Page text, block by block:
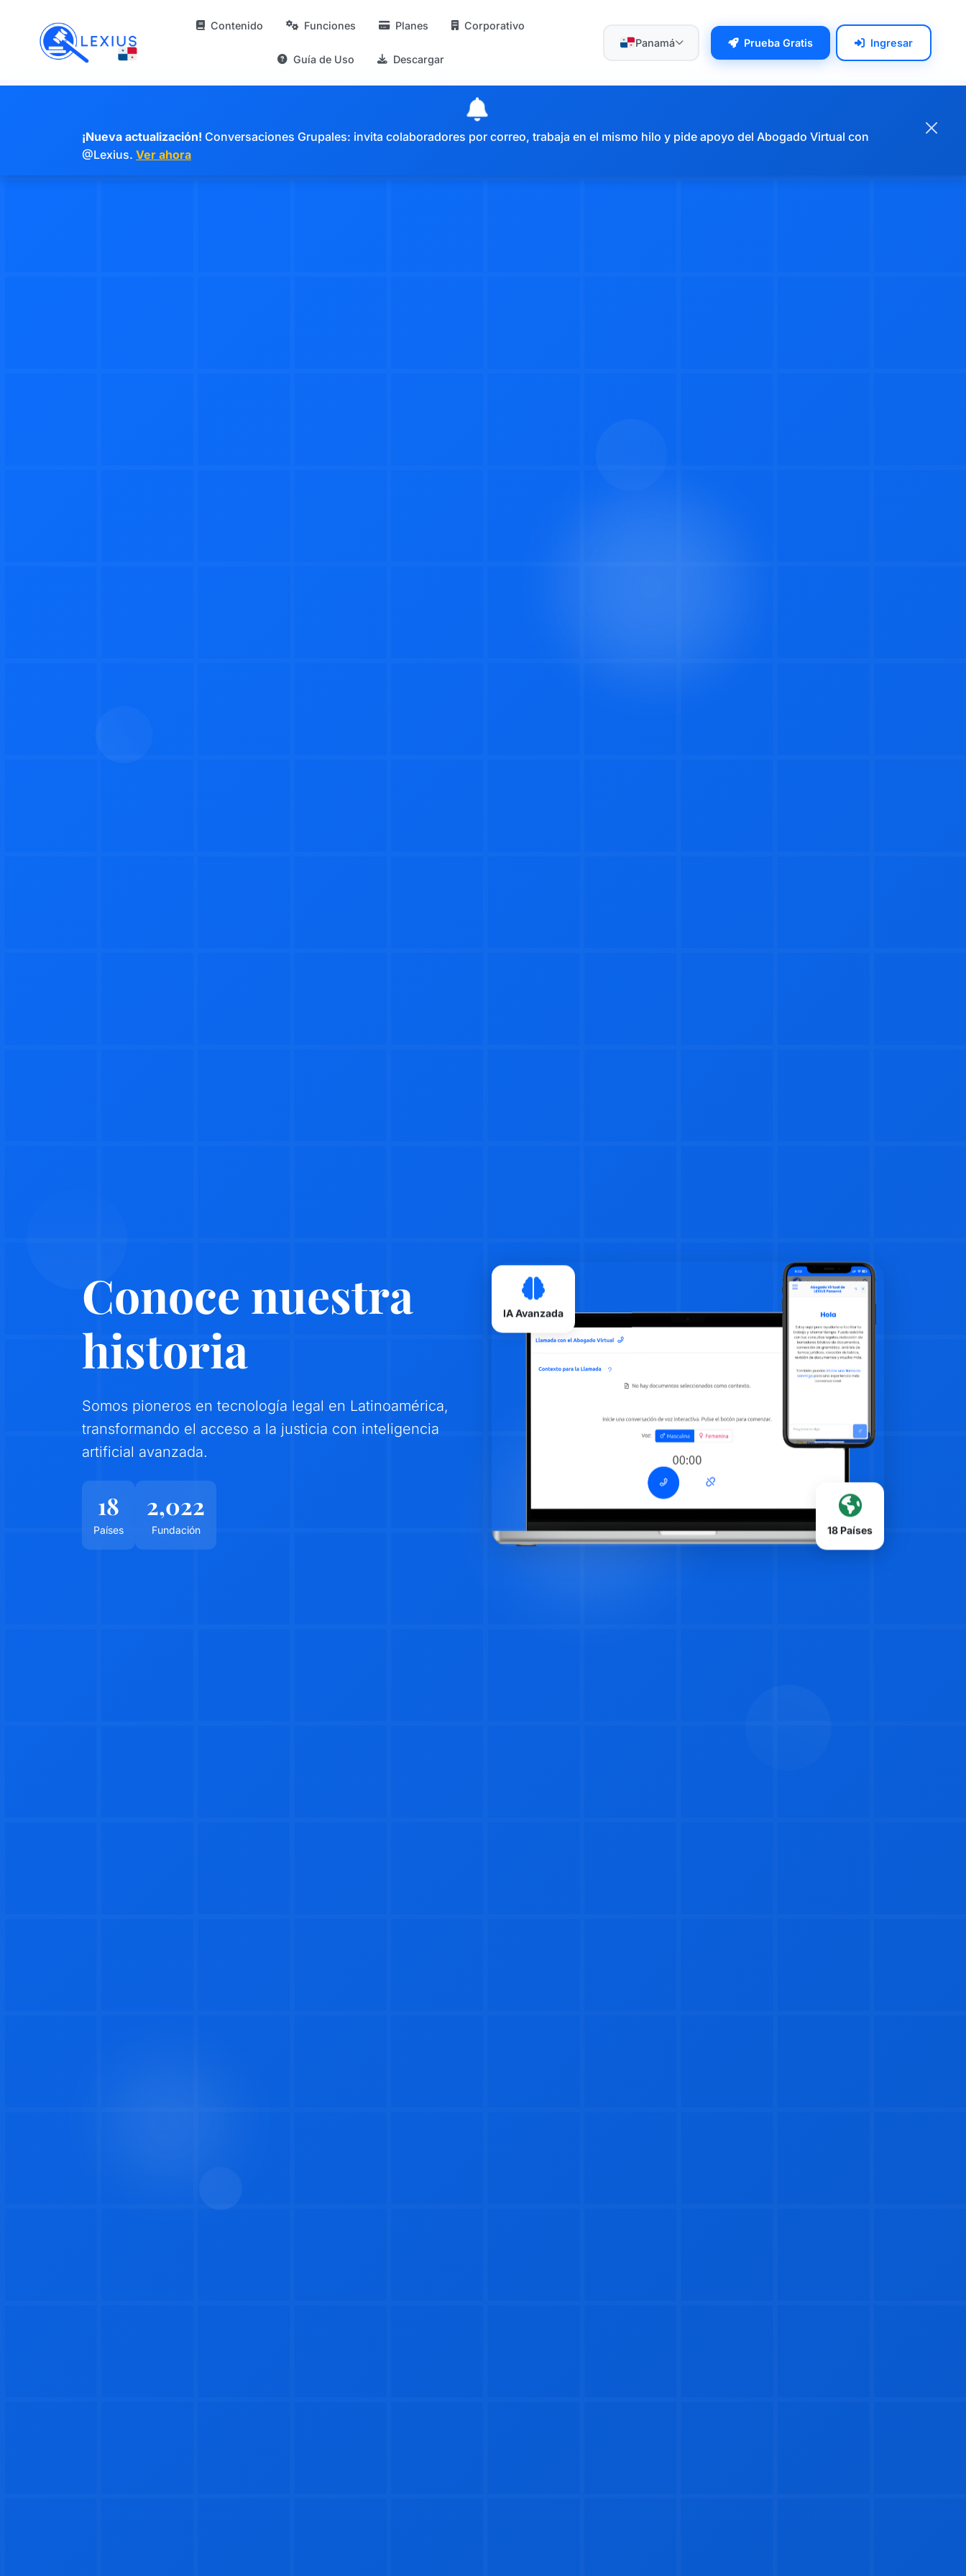
Contenido Funciones Planes Corporativo
Guía de Uso Descargar
Panamá Prueba Gratis Ingresar
¡Nueva actualización! Conversaciones Grupales: invita colaboradores por correo, trabaja en el mismo hilo y pide apoyo del Abogado Virtual con
@Lexius. Ver ahora
Conoce nuestra
historia
Somos pioneros en tecnología legal en Latinoamérica,
transformando el acceso a la justicia con inteligencia
artificial avanzada.
18
Países
2,022
Fundación